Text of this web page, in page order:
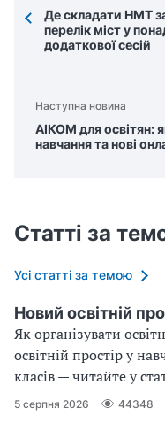
Де складати НМТ
перелік міст у
додаткової сесій
Наступна новина
АІКОМ для освітян:
навчання та нові
Статті за
Усі статті за темою
Новий освітній
Як організувати
освітній простір у
класів — читайте у
5 серпня 2026 44348